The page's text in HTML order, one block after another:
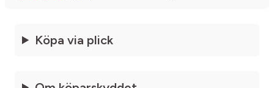
Köpa via plick